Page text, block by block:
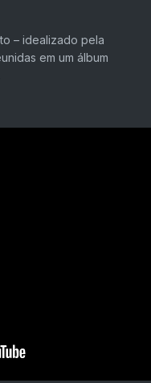
– idealizado pela
em um álbum